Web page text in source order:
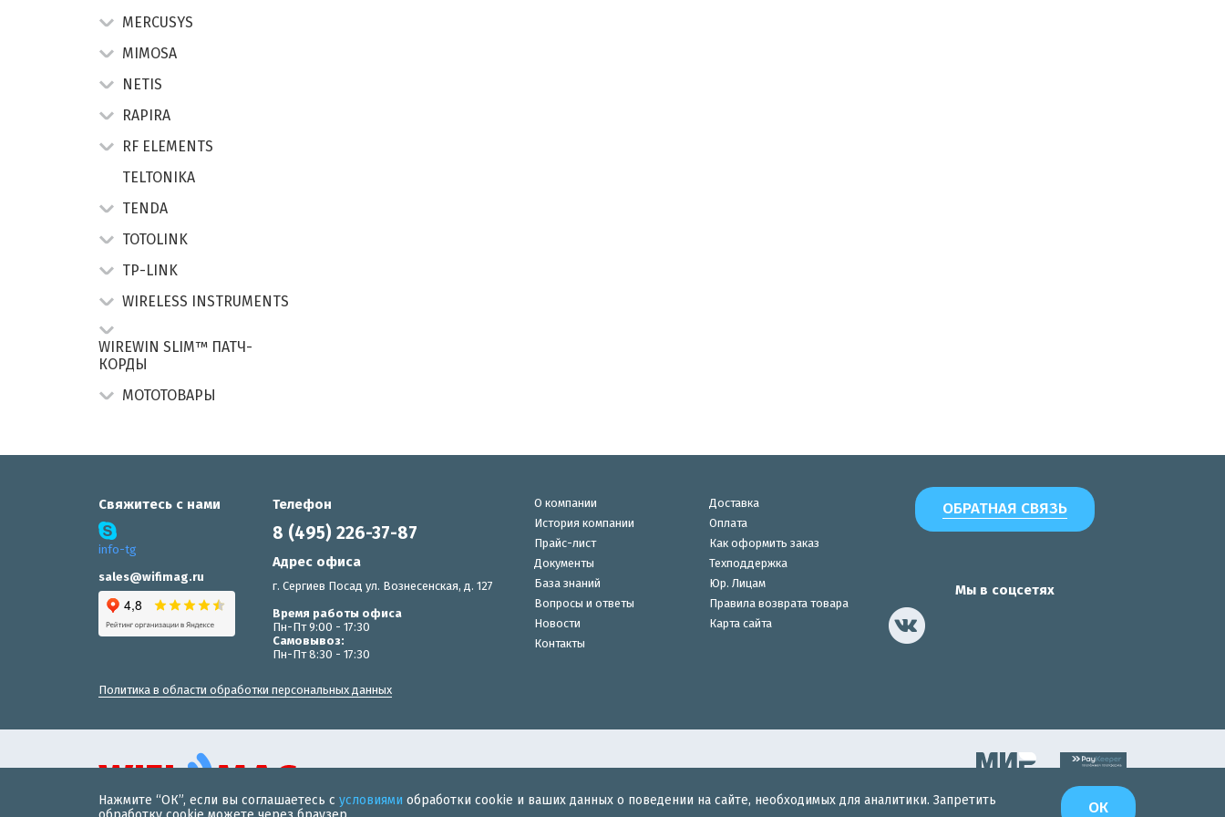
Нажмите “ОК”, если вы соглашаетесь с условиями обработки cookie и ваших данных о поведении на сайте, необходимых для аналитики. Запретить
ОК
MERCUSYS
MIMOSA
NETIS
RAPIRA
RF ELEMENTS
TELTONIKA
TENDA
TOTOLINK
TP-LINK
WIRELESS INSTRUMENTS
WIREWIN SLIM™ ПАТЧ-
КОРДЫ
МОТОТОВАРЫ
Свяжитесь с нами
info-tg
sales@wifimag.ru
Телефон
8 (495) 226-37-87
Адрес офиса
г. Сергиев Посад ул. Вознесенская, д. 127
Время работы офиса
Пн-Пт 9:00 - 17:30
Самовывоз:
Пн-Пт 8:30 - 17:30
О компании
История компании
Прайс-лист
Документы
База знаний
Вопросы и ответы
Новости
Контакты
Доставка
Оплата
Как оформить заказ
Техподдержка
Юр. Лицам
Правила возврата товара
Карта сайта
ОБРАТНАЯ СВЯЗЬ
Мы в соцсетях
Политика в области обработки персональных данных
© 2019 «WiFiMAG» - интернет-магазин wi-fi оборудования для беспроводного интернета.
Разработка сайта